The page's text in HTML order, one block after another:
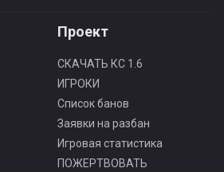
Проект
СКАЧАТЬ КС 1.6
ИГРОКИ
Список банов
Заявки на разбан
Игровая статистика
ПОЖЕРТВОВАТЬ